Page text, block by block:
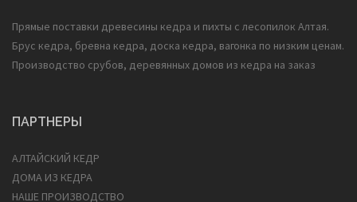
Прямые поставки древесины кедра и пихты с лесопилок Алтая.
Брус кедра, бревна кедра, доска кедра, вагонка по низким ценам.
Производство срубов, деревянных домов из кедра на заказ
ПАРТНЕРЫ
АЛТАЙСКИЙ КЕДР
ДОМА ИЗ КЕДРА
НАШЕ ПРОИЗВОДСТВО